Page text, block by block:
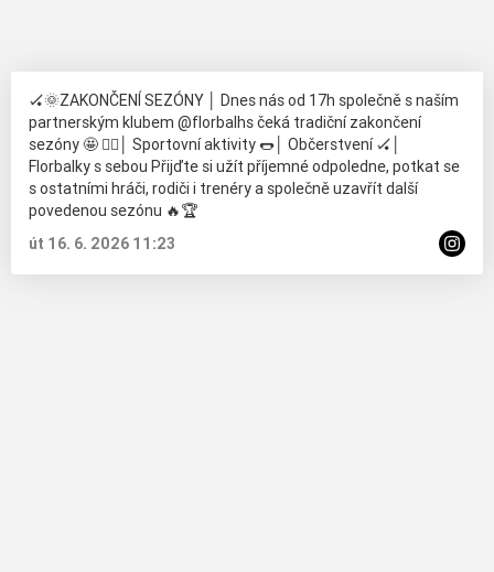
🏑🌞ZAKONČENÍ SEZÓNY │ Dnes nás od 17h společně s naším
partnerským klubem @florbalhs čeká tradiční zakončení
sezóny 🤩 🏃‍♂️│ Sportovní aktivity 🌭│ Občerstvení 🏑│
Florbalky s sebou Přijďte si užít příjemné odpoledne, potkat se
s ostatními hráči, rodiči i trenéry a společně uzavřít další
povedenou sezónu 🔥🏆
út 16. 6. 2026 11:23